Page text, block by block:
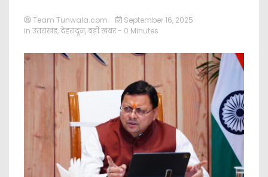
Team Tunwala.com
September 16, 2025
in उत्तराखंड,देहरादून,बड़ी खबर - 0 Minutes